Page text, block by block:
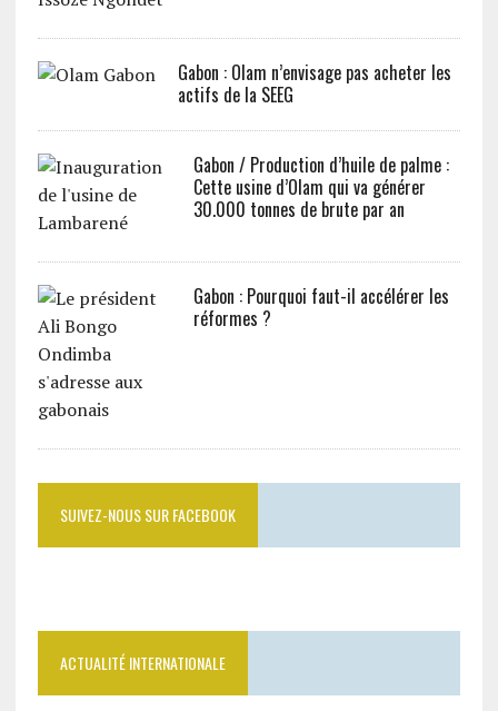
Gabon : Olam n’envisage pas acheter les
actifs de la SEEG
Gabon / Production d’huile de palme :
Cette usine d’Olam qui va générer
30.000 tonnes de brute par an
Gabon : Pourquoi faut-il accélérer les
réformes ?
SUIVEZ-NOUS SUR FACEBOOK
ACTUALITÉ INTERNATIONALE